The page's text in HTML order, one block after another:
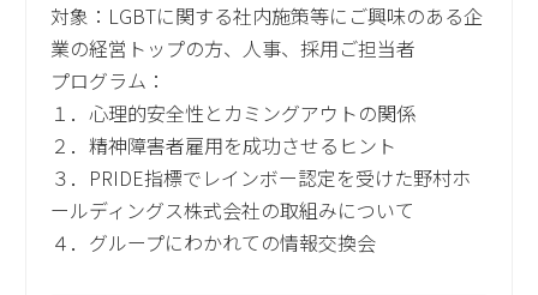
対象：LGBTに関する社内施策等にご興味のある企
業の経営トップの方、人事、採用ご担当者
プログラム：
１．心理的安全性とカミングアウトの関係
２．精神障害者雇用を成功させるヒント
３．PRIDE指標でレインボー認定を受けた野村ホ
ールディングス株式会社の取組みについて
４．グループにわかれての情報交換会